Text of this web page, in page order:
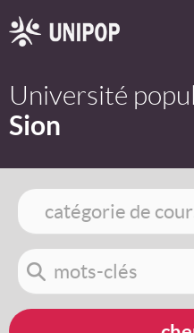
Université
Sion